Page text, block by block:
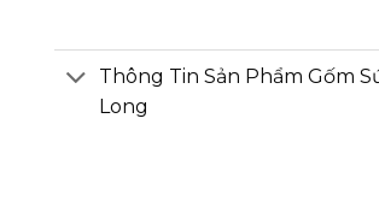
Thông Tin Sản Phẩm Gốm
Long